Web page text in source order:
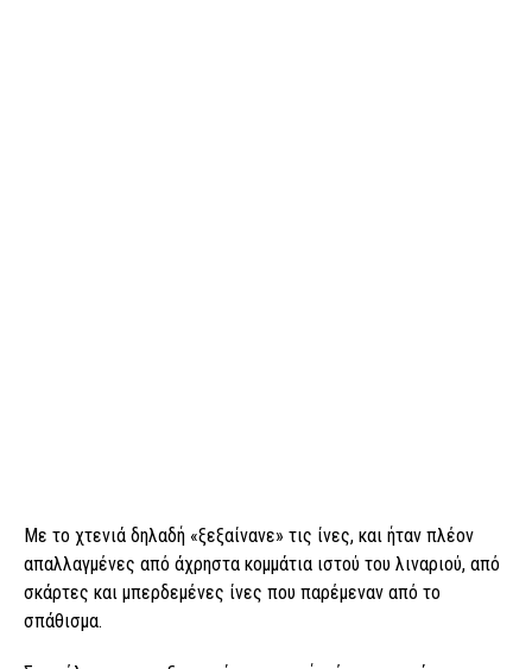
Με το χτενιά δηλαδή «ξεξαίνανε» τις ίνες, και ήταν πλέον
απαλλαγμένες από άχρηστα κομμάτια ιστού του λιναριού, από
σκάρτες και μπερδεμένες ίνες που παρέμεναν από το
σπάθισμα.